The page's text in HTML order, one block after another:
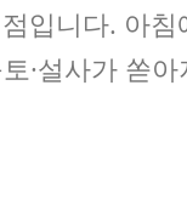
입니다. 아
·설사가 쏟